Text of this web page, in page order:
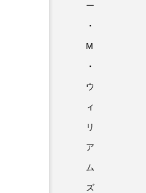
ー
・
M
・
ウ
ィ
リ
ア
ム
ズ